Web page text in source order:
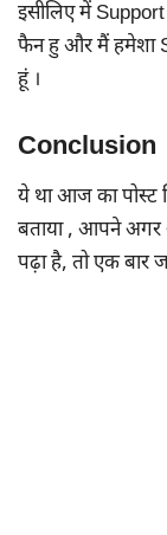
इसीलिए में
फैन हु और मैं हमेशा
हूं ।
Conclusion
ये था आज का
बताया , आपने अगर
पढ़ा है, तो एक बार